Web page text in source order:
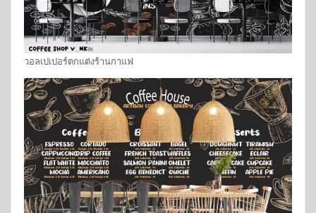
วอลเปเปอร์ตกแต่งร้านกาแฟ